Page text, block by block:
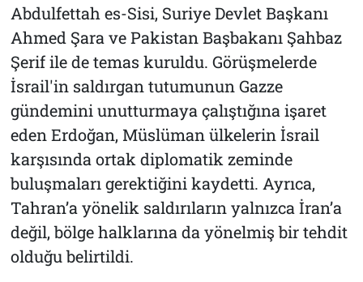
Abdulfettah es-Sisi, Suriye Devlet Başkanı
Ahmed Şara ve Pakistan Başbakanı Şahbaz
Şerif ile de temas kuruldu. Görüşmelerde
İsrail'in saldırgan tutumunun Gazze
gündemini unutturmaya çalıştığına işaret
eden Erdoğan, Müslüman ülkelerin İsrail
karşısında ortak diplomatik zeminde
buluşmaları gerektiğini kaydetti. Ayrıca,
Tahran’a yönelik saldırıların yalnızca İran’a
değil, bölge halklarına da yönelmiş bir tehdit
olduğu belirtildi.